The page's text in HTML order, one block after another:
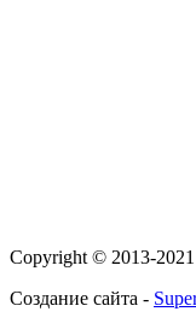
Copyright © 2013-
Создание сайта -